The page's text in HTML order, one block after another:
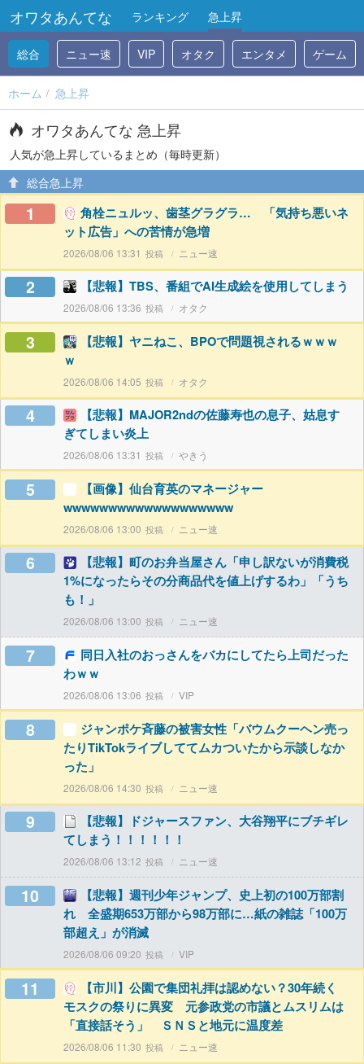
オワタあんてな ランキング 急上昇
総合 ニュー速 VIP オタク エンタメ ゲーム
ホーム 急上昇
オワタあんてな 急上昇
人気が急上昇しているまとめ（毎時更新）
総合急上昇
1
角栓ニュルッ、歯茎グラグラ… 「気持ち悪いネ
ット広告」への苦情が急増
2026/08/06 13:31 ニュー速
2 【悲報】TBS、番組でAI生成絵を使用してしまう
2026/08/06 13:36 オタク
3
【悲報】ヤニねこ、BPOで問題視されるｗｗｗ
ｗ
2026/08/06 14:05 オタク
4
【悲報】MAJOR2ndの佐藤寿也の息子、姑息す
ぎてしまい炎上
2026/08/06 13:31 やきう
5
【画像】仙台育英のマネージャー
wwwwwwwwwwwwwwwwwww
2026/08/06 13:00 ニュー速
6
【悲報】町のお弁当屋さん「申し訳ないが消費税
1%になったらその分商品代を値上げするわ」「うち
も！」
2026/08/06 13:00 ニュー速
7
同日入社のおっさんをバカにしてたら上司だった
わｗｗ
2026/08/06 13:06 VIP
8
ジャンポケ斉藤の被害女性「バウムクーヘン売っ
たりTikTokライブしててムカついたから示談しなか
った」
2026/08/06 14:30 ニュー速
9
【悲報】ドジャースファン、大谷翔平にブチギレ
てしまう！！！！！！
2026/08/06 13:12 ニュー速
10
【悲報】週刊少年ジャンプ、史上初の100万部割
れ 全盛期653万部から98万部に…紙の雑誌「100万
部超え」が消滅
2026/08/06 09:20 VIP
11
【市川】公園で集団礼拝は認めない？30年続く
モスクの祭りに異変 元参政党の市議とムスリムは
「直接話そう」 ＳＮＳと地元に温度差
2026/08/06 11:30 ニュー速